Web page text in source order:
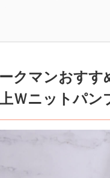
クマンおすす
Ｗニットパン